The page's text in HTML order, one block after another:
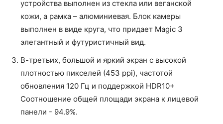
устройства выполнен из стекла или веганской
кожи, а рамка – алюминиевая. Блок камеры
выполнен в виде круга, что придает Magic 3
элегантный и футуристичный вид.
В-третьих, большой и яркий экран с высокой
плотностью пикселей (453 ppi), частотой
обновления 120 Гц и поддержкой HDR10+
Соотношение общей площади экрана к лицевой
панели - 94.9%.